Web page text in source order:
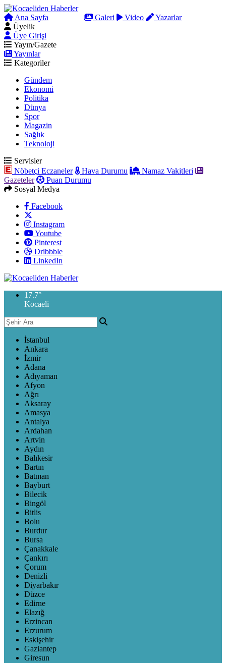
Ana Sayfa Galeri Video
Yazarlar
Üyelik
Üye Girişi
Yayın/Gazete
Yayınlar
Kategoriler
Gündem
Ekonomi
Politika
Dünya
Spor
Magazin
Sağlık
Teknoloji
Servisler
Nöbetçi Eczaneler
Hava Durumu
Namaz Vakitleri
Gazeteler
Puan Durumu
Sosyal Medya
Facebook
Instagram
Youtube
Pinterest
Dribbble
LinkedIn
17.7°
Kocaeli
İstanbul
Ankara
İzmir
Adana
Adıyaman
Afyon
Ağrı
Aksaray
Amasya
Antalya
Ardahan
Artvin
Aydın
Balıkesir
Bartın
Batman
Bayburt
Bilecik
Bingöl
Bitlis
Bolu
Burdur
Bursa
Çanakkale
Çankırı
Çorum
Denizli
Diyarbakır
Düzce
Edirne
Elazığ
Erzincan
Erzurum
Eskişehir
Gaziantep
Giresun